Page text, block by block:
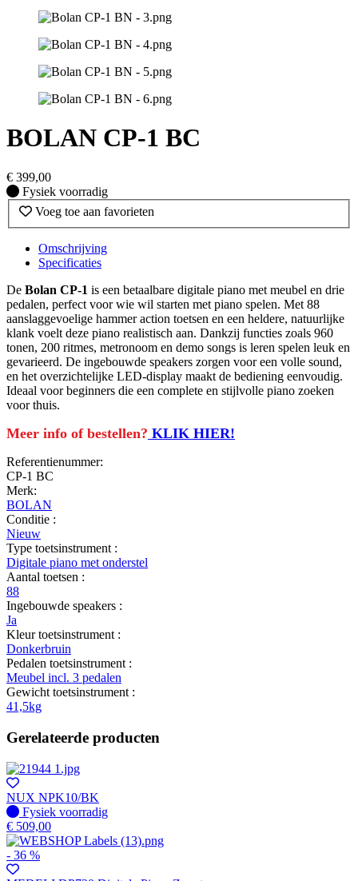
BOLAN CP-1 BC
€ 399,00
Fysiek voorradig
Fysiek voorradig
Voeg toe aan favorieten
Omschrijving
Specificaties
De Bolan CP-1 is een betaalbare digitale piano met meubel en drie
pedalen, perfect voor wie wil starten met piano spelen. Met 88
aanslaggevoelige hammer action toetsen en een heldere, natuurlijke
klank voelt deze piano realistisch aan. Dankzij functies zoals 960
tonen, 200 ritmes, metronoom en demo songs is leren spelen leuk en
gevarieerd. De ingebouwde speakers zorgen voor een volle sound,
en het overzichtelijke LED-display maakt de bediening eenvoudig.
Ideaal voor beginners die een complete en stijlvolle piano zoeken
voor thuis.
Meer info of bestellen? KLIK HIER!
Referentienummer:
CP-1 BC
Merk:
BOLAN
Conditie :
Nieuw
Type toetsinstrument :
Digitale piano met onderstel
Aantal toetsen :
88
Ingebouwde speakers :
Ja
Kleur toetsinstrument :
Donkerbruin
Pedalen toetsinstrument :
Meubel incl. 3 pedalen
Gewicht toetsinstrument :
41,5kg
Gerelateerde producten
NUX NPK10/BK
Fysiek voorradig
Fysiek voorradig
€ 509,00
- 36 %